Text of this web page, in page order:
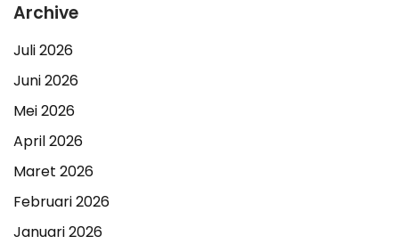
Archive
Juli 2026
Juni 2026
Mei 2026
April 2026
Maret 2026
Februari 2026
Januari 2026